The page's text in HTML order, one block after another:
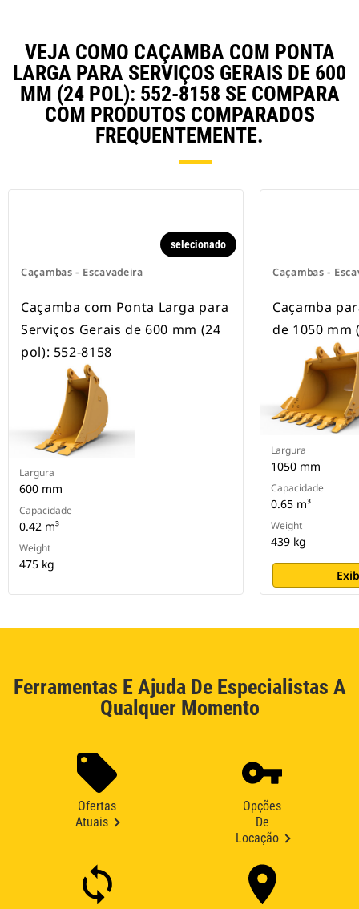
rodas.
VEJA COMO CAÇAMBA COM PONTA
LARGA PARA SERVIÇOS GERAIS DE 600
MM (24 POL): 552-8158 SE COMPARA
COM PRODUTOS COMPARADOS
FREQUENTEMENTE.
Caçambas - Escavadeira
selecionado
Caçamba com Ponta Larga para
Serviços Gerais de 600 mm (24
pol): 552-8158
Largura
600 mm
Capacidade
0.42 m³
Weight
475 kg
Caçambas -
Caçamba
de 1050 mm
Largura
1050 mm
Capacidade
0.65 m³
Weight
439 kg
Ferramentas E Ajuda De Especialistas A
Qualquer Momento
Ofertas
Atuais
Opções
De
Locação